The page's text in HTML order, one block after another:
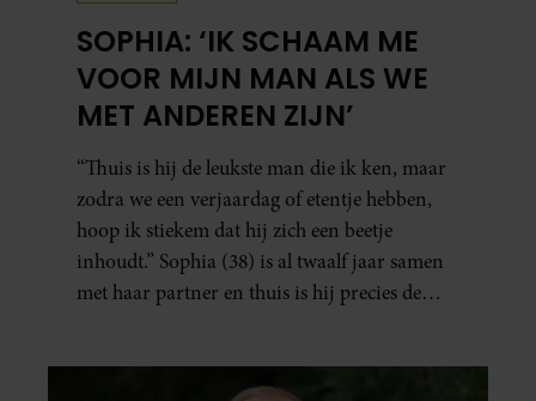
SOPHIA: ‘IK SCHAAM ME
VOOR MIJN MAN ALS WE
MET ANDEREN ZIJN’
“Thuis is hij de leukste man die ik ken, maar
zodra we een verjaardag of etentje hebben,
hoop ik stiekem dat hij zich een beetje
inhoudt.” Sophia (38) is al twaalf jaar samen
met haar partner en thuis is hij precies de
vaker schaamt zodra ze samen onder de